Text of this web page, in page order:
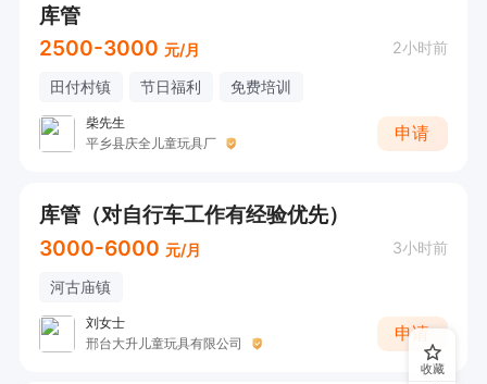
库管
2500-3000 元/月 2小时前
田付村镇 节日福利 免费培训
柴先生
平乡县庆全儿童玩具厂
申请
库管（对自行车工作有经验优先）
3000-6000 元/月 3小时前
河古庙镇
刘女士
邢台大升儿童玩具有限公司
申请
收藏